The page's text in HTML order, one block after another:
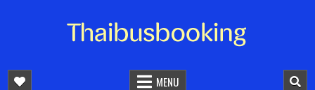
จองตั๋วรถออนไลน์ 24 ชั่วโมง
MENU